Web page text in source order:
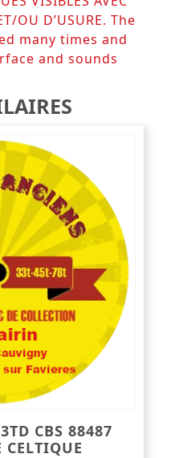
OU D’USURE. The
many times and
and sounds
CBS 88487